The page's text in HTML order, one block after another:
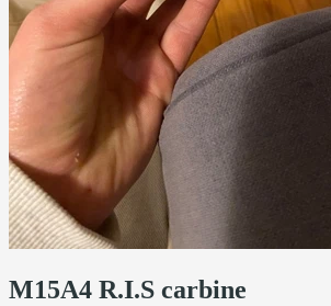
M15A4 R.I.S carbine